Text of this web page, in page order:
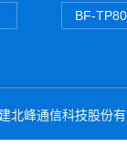
BF-
北峰通信科技股份